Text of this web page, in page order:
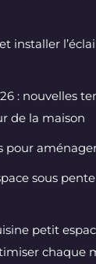
installer
: nouvelles
de la maison
pour
sous
petit
chaque